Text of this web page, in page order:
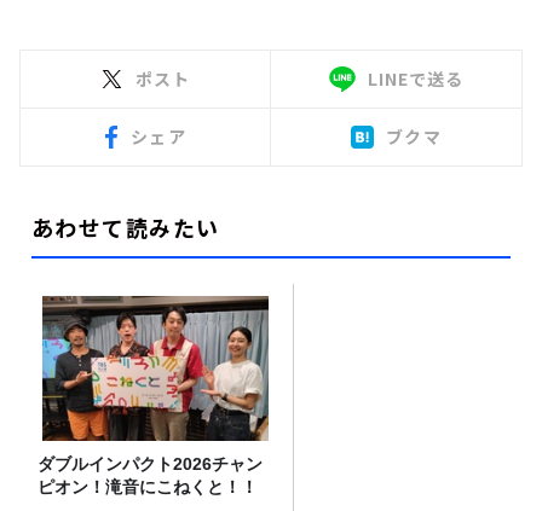
ポスト LINEで送る
シェア ブクマ
あわせて読みたい
ダブルインパクト2026チャン
ピオン！滝音にこねくと！！